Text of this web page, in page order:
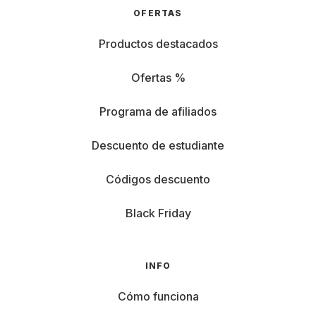
OFERTAS
Productos destacados
Ofertas %
Programa de afiliados
Descuento de estudiante
Códigos descuento
Black Friday
INFO
Cómo funciona